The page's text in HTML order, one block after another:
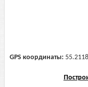
GPS координаты: